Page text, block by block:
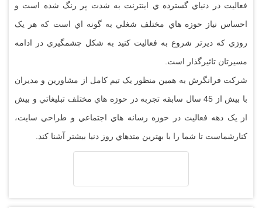
فعاليت در دنياي گسترده ي اينترنت به شدت پر رنگ شده است و
احساس نياز حوزه هاي مختلف شغلي به گونه اي است که هر يک
روزي که ديرتر شروع به فعاليت کنيد به شکل چشمگيري در ادامه
مسيرتان تاثيرگذار است.
شرکت فرانگرش به همين منظور يک تيم کامل از مشاورين و مديران
با بيش از 45 سال سابقه تجربه در حوزه هاي مختلف تبليغاتي و بيش
از يک دهه فعاليت در حوزه رسانه هاي اجتماعي و طراحي سايت،
کنارشماست تا شما را با بهترين متدهاي روز دنيا بيشتر آشنا کند.